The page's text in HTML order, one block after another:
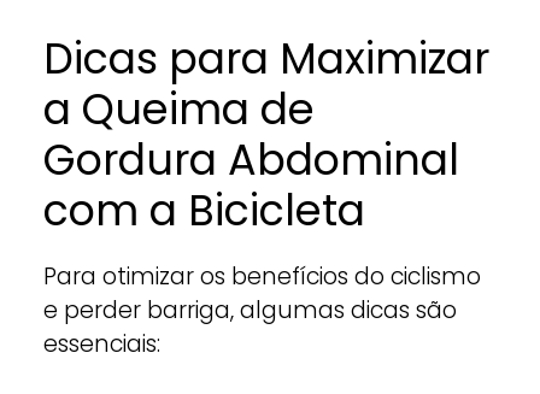
Dicas para Maximizar
a Queima de
Gordura Abdominal
com a Bicicleta
Para otimizar os benefícios do ciclismo
e perder barriga, algumas dicas são
essenciais: